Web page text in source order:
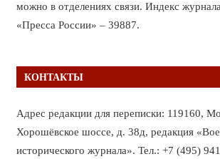
можно в отделениях связи. Индекс
«Пресса России» – 39887.
КОНТАКТЫ
Адрес редакции для переписки: 119160,
Хорошёвское шоссе, д. 38д, редакция
исторического журнала». Тел.: +7 (495)